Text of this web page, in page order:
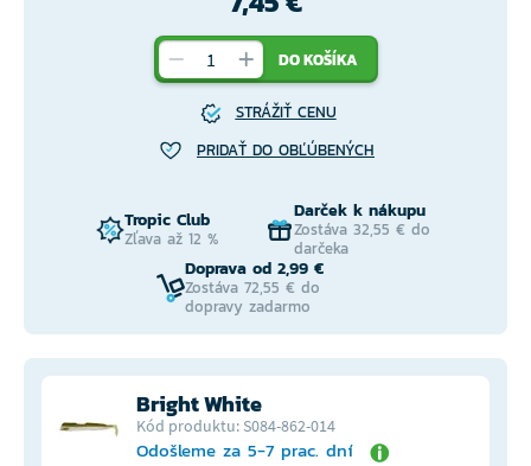
DO KOŠÍKA
STRÁŽIŤ CENU
PRIDAŤ DO OBĽÚBENÝCH
Tropic Club
Zľava až 12 %
Darček k nákupu
Zostáva 32,55 € do
darčeka
Doprava od 2,99 €
Zostáva 72,55 € do
dopravy zadarmo
Bright White
Kód produktu: S084-862-014
Odošleme za 5-7 prac. dní